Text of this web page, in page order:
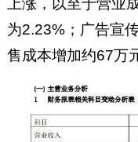
为2.23%；广告宣
售成本增加约67万